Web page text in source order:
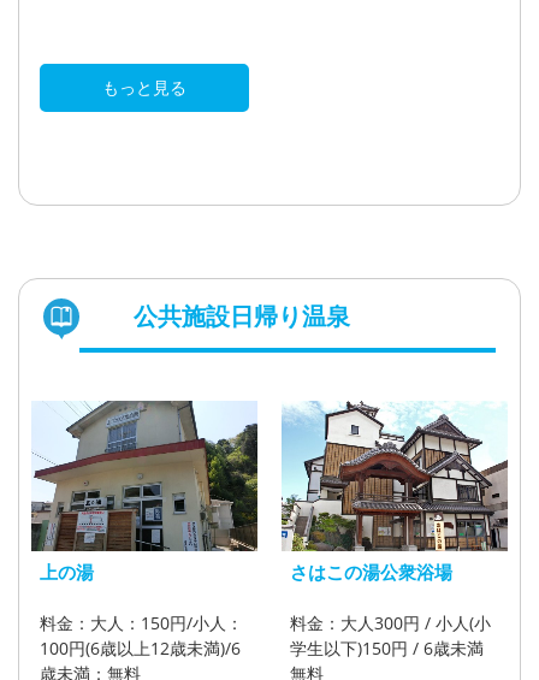
もっと見る
公共施設日帰り温泉
上の湯
料金：大人：150円/小人：
100円(6歳以上12歳未満)/6
歳未満：無料
さはこの湯公衆浴場
料金：大人300円 / 小人(小
学生以下)150円 / 6歳未満
無料